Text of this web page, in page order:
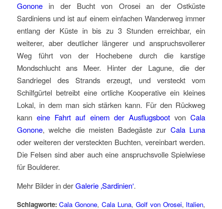
Gononein der Bucht von Orosei an der Ostküste
Sardiniens und ist auf einem einfachen Wanderweg immer
entlang der Küste in bis zu 3 Stunden erreichbar, ein
weiterer, aber deutlicher längerer und anspruchsvollerer
Weg führt von der Hochebene durch die karstige
Mondschlucht ans Meer. Hinter der Lagune, die der
Sandriegel des Strands erzeugt, und versteckt vom
Schilfgürtel betreibt eine ortliche Kooperative ein kleines
Lokal, in dem man sich stärken kann. Für den Rückweg
kann eine Fahrt auf einem der AusflugsbootvonCala
Gonone, welche die meisten Badegäste zur Cala Luna
oder weiteren der versteckten Buchten, vereinbart werden.
Die Felsen sind aber auch eine anspruchsvolle Spielwiese
für Boulderer.
Mehr Bilder in derGalerie ‚Sardinien‘.
Schlagworte: Cala Gonone,Cala Luna, Golf von Orosei, Italien,